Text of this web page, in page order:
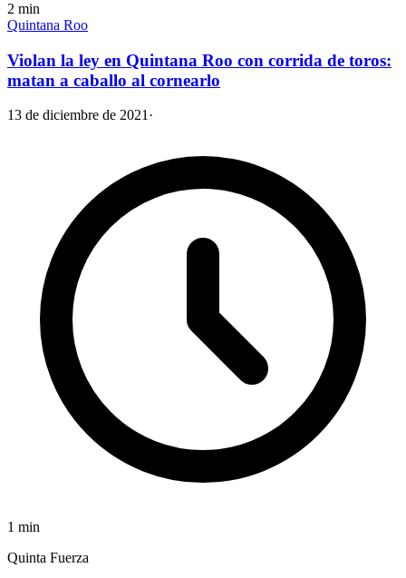
2 min
Quintana Roo
Violan la ley en Quintana Roo con corrida de toros:
matan a caballo al cornearlo
13 de diciembre de 2021·
1 min
Quinta Fuerza